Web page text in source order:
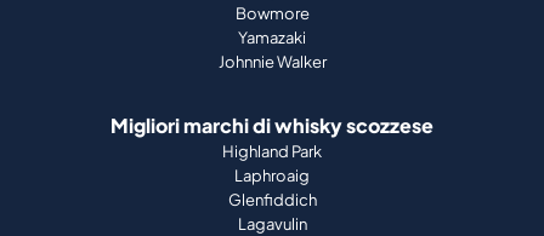
Bowmore
Yamazaki
Johnnie Walker
Migliori marchi di whisky scozzese
Highland Park
Laphroaig
Glenfiddich
Lagavulin